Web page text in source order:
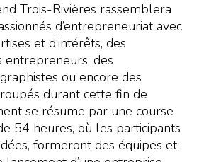
Trois-Rivières rassemblera
d’entrepreneuriat avec
et d’intérêts, des
entrepreneurs, des
ou encore des
durant cette fin de
se résume par une course
54 heures, où les participants
formeront des équipes et